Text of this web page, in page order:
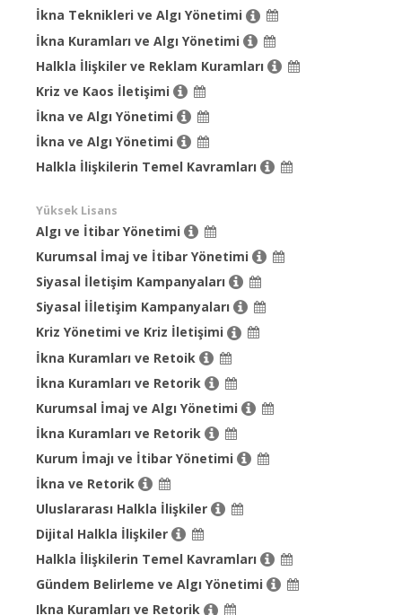
İkna Teknikleri ve Algı Yönetimi
İkna Kuramları ve Algı Yönetimi
Halkla İlişkiler ve Reklam Kuramları
Kriz ve Kaos İletişimi
İkna ve Algı Yönetimi
İkna ve Algı Yönetimi
Halkla İlişkilerin Temel Kavramları
Yüksek Lisans
Algı ve İtibar Yönetimi
Kurumsal İmaj ve İtibar Yönetimi
Siyasal İletişim Kampanyaları
Siyasal İİletişim Kampanyaları
Kriz Yönetimi ve Kriz İletişimi
İkna Kuramları ve Retoik
İkna Kuramları ve Retorik
Kurumsal İmaj ve Algı Yönetimi
İkna Kuramları ve Retorik
Kurum İmajı ve İtibar Yönetimi
İkna ve Retorik
Uluslararası Halkla İlişkiler
Dijital Halkla İlişkiler
Halkla İlişkilerin Temel Kavramları
Gündem Belirleme ve Algı Yönetimi
Ikna Kuramları ve Retorik